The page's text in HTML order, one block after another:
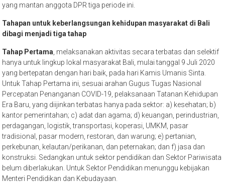
yang mantan anggota DPR tiga periode ini.
Tahapan untuk keberlangsungan kehidupan masyarakat di Bali
dibagi menjadi tiga tahap
Tahap Pertama , melaksanakan aktivitas secara terbatas dan selektif
hanya untuk lingkup lokal masyarakat Bali, mulai tanggal 9 Juli 2020
yang bertepatan dengan hari baik, pada hari Kamis Umanis Sinta.
Untuk Tahap Pertama ini, sesuai arahan Gugus Tugas Nasional
Percepatan Penanganan COVID-19, pelaksanaan Tatanan Kehidupan
Era Baru, yang diijinkan terbatas hanya pada sektor: a) kesehatan; b)
kantor pemerintahan; c) adat dan agama; d) keuangan, perindustrian,
perdagangan, logistik, transportasi, koperasi, UMKM, pasar
tradisional, pasar modern, restoran, dan warung; e) pertanian,
perkebunan, kelautan/perikanan, dan peternakan; dan f) jasa dan
konstruksi. Sedangkan untuk sektor pendidikan dan Sektor Pariwisata
belum diberlakukan. Untuk Sektor Pendidikan menunggu kebijakan
Menteri Pendidikan dan Kebudayaan.